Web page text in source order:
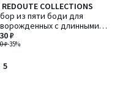
REDOUTE COLLECTIONS
из пяти боди для
с длинными
₽-35%
₽
5